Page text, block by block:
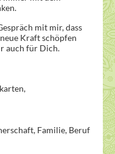
mit mir, dass
Kraft schöpfen
auch für Dich.
Familie, Beruf